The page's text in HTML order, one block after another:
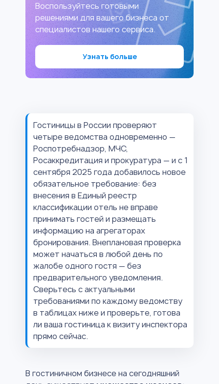
Воспользуйтесь готовыми
решениями для вашего бизнеса от
специалистов нашего сервиса.
Узнать больше
Гостиницы в России проверяют
четыре ведомства одновременно —
Роспотребнадзор, МЧС,
Росаккредитация и прокуратура — и с 1
сентября 2025 года добавилось новое
обязательное требование: без
внесения в Единый реестр
классификации отель не вправе
принимать гостей и размещать
информацию на агрегаторах
бронирования. Внеплановая проверка
может начаться в любой день по
жалобе одного гостя — без
предварительного уведомления.
Сверьтесь с актуальными
требованиями по каждому ведомству
в таблицах ниже и проверьте, готова
ли ваша гостиница к визиту инспектора
прямо сейчас.
В гостиничном бизнесе на сегодняшний